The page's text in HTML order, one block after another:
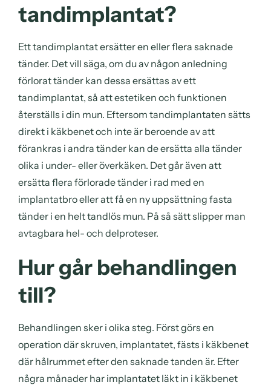
tandimplantat?
Ett tandimplantat ersätter en eller flera saknade
tänder. Det vill säga, om du av någon anledning
förlorat tänder kan dessa ersättas av ett
tandimplantat, så att estetiken och funktionen
återställs i din mun. Eftersom tandimplantaten sätts
direkt i käkbenet och inte är beroende av att
förankras i andra tänder kan de ersätta alla tänder
olika i under- eller överkäken. Det går även att
ersätta flera förlorade tänder i rad med en
implantatbro eller att få en ny uppsättning fasta
tänder i en helt tandlös mun. På så sätt slipper man
avtagbara hel- och delproteser.
Hur går behandlingen
till?
Behandlingen sker i olika steg. Först görs en
operation där skruven, implantatet, fästs i käkbenet
där hålrummet efter den saknade tanden är. Efter
några månader har implantatet läkt in i käkbenet